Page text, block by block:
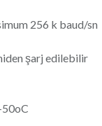
256 k baud/sn
şarj edilebilir